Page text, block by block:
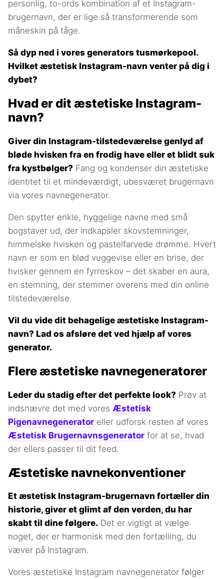
personlig, to-ords kombination af et Instagram-
brugernavn, der er lige så transformerende som
måneskin på tåge.
Så dyp ned i vores generators tusmørkepool.
Hvilket æstetisk Instagram-navn venter på dig i
dybet?
Hvad er dit æstetiske Instagram-
navn?
Giver din Instagram-tilstedeværelse genlyd af
bløde hvisken fra en frodig have eller et blidt suk
fra kystbølger? Fang og kondenser din æstetiske
identitet til et mindeværdigt, ubesværet brugernavn
via vores navnegenerator.
Den spytter enkle, hyggelige navne med små
bogstaver ud, der indkapsler skovstemninger,
himmelske hvisken og pastelfarvede drømme. Hvert
navn er som en blød vuggevise eller en brise, der
hvisker gennem en fyrreskov – det skaber en aura,
en stemning, der stemmer overens med din online
tilstedeværelse.
Vil du vide dit behagelige æstetiske Instagram-
navn? Lad os afsløre det ved hjælp af vores
generator.
Flere æstetiske navnegeneratorer
Leder du stadig efter det perfekte look? Prøv at
indsnævre det med vores Æstetisk
Pigenavnegenerator eller udforsk resten af vores
Æstetisk Brugernavnsgenerator for at se, hvad
der ellers passer til dit feed.
Æstetiske navnekonventioner
Et æstetisk Instagram-brugernavn fortæller din
historie, giver et glimt af den verden, du har
skabt til dine følgere. Det er vigtigt at vælge
noget, der er harmonisk med den fortælling, du
væver på Instagram.
Vores æstetiske Instagram navnegenerator følger